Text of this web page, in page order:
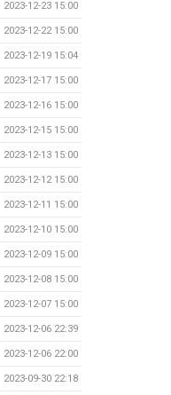
2023-12-23 15:00
2023-12-22 15:00
2023-12-19 15:04
2023-12-17 15:00
2023-12-16 15:00
2023-12-15 15:00
2023-12-13 15:00
2023-12-12 15:00
2023-12-11 15:00
2023-12-10 15:00
2023-12-09 15:00
2023-12-08 15:00
2023-12-07 15:00
2023-12-06 22:39
2023-12-06 22:00
2023-09-30 22:18